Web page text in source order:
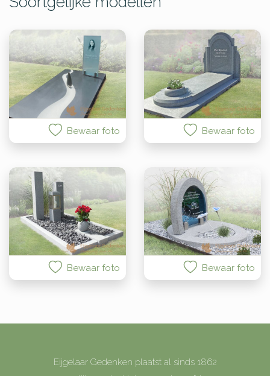
Bewaar foto Bewaar foto
Bewaar foto Bewaar foto
Eijgelaar Gedenken plaatst al sinds 1862